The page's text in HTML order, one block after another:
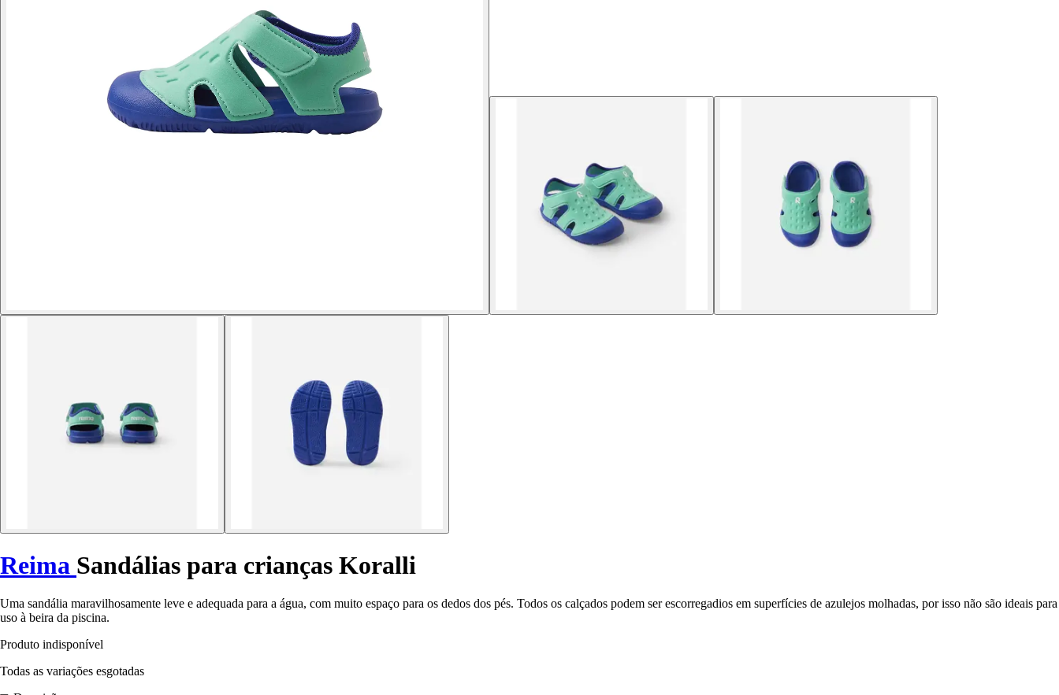
Reima Sandálias para crianças Koralli
Uma sandália maravilhosamente leve e adequada para a água, com muito espaço para os dedos dos pés. Todos os calçados podem ser escorregadios em superfícies de azulejos molhadas, por isso não são ideais para
uso à beira da piscina.
Produto indisponível
Todas as variações esgotadas